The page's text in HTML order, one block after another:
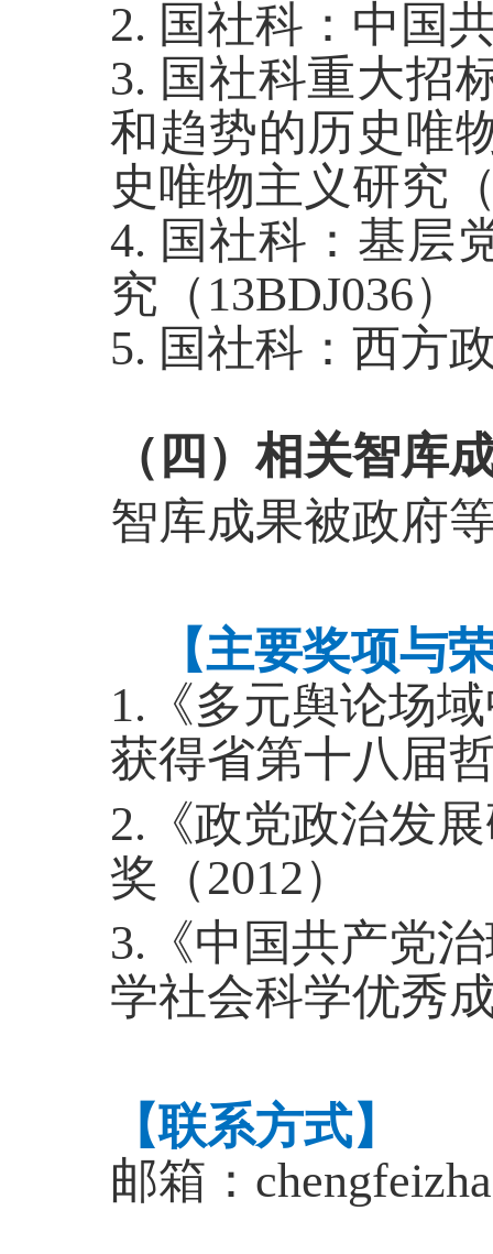
2. 国社科：中国
3. 国社科重大招
和趋势的历史唯
史唯物主义研究
4. 国社科：基层
究（13BDJ036）
5. 国社科：西方
（四）相关智库
智库成果被政府
【主要奖项与
1.《多元舆论场
获得省第十八届
2.《政党政治发
奖（2012）
3. 《中国共产党
学社会科学优秀
【联系方式】
邮箱：